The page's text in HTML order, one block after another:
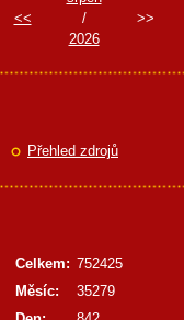
<<
/
2026
>>
Přehled zdrojů
Celkem: 752425
Měsíc:
35279